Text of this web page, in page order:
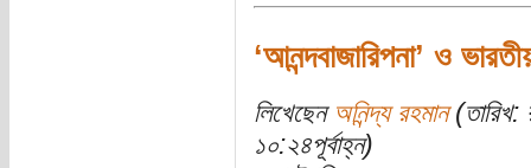
‘আনন্দবাজারিপনা’ ও
লিখেছেন অনিন্দ্য রহমান(তারিখ:
১০:২৪পূর্বাহ্ন)